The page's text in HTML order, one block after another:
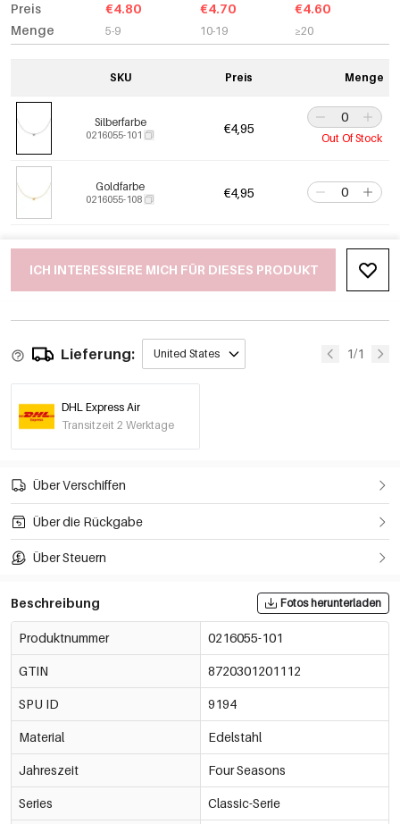
Preis
Menge
€4.80
5-9
€4.70
10-19
€4.60
≥20
SKU Preis Menge
Silberfarbe
0216055-101 €4,95
Out Of Stock
Goldfarbe
0216055-108 €4,95
ICH INTERESSIERE MICH FÜR DIESES PRODUKT
Lieferung: United States 1/1
DHL Express Air
Transitzeit 2 Werktage
Über Verschiffen
Über die Rückgabe
Über Steuern
Beschreibung Fotos herunterladen
Produktnummer 0216055-101
GTIN 8720301201112
SPU ID 9194
Material Edelstahl
Jahreszeit Four Seasons
Series Classic-Serie